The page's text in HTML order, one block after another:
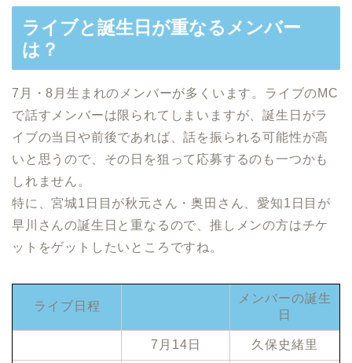
ライブと誕生日が重なるメンバー
は？
7 月・8 月生まれのメンバーが多くいます。ライブのMC
で話すメンバーは限られてしまいますが、誕生日がラ
イブの当日や前後であれば、話を振られる可能性が高
いと思うので、その日を狙って応募するのも一つかも
しれません。
特に、宮城1日目が秋元さん・奥田さん、愛知1日目が
早川さんの誕生日と重なるので、推しメンの方はチケ
ットをゲットしたいところですね。
ライブ日程
メンバーの誕生
日
7月14日 久保史緒里